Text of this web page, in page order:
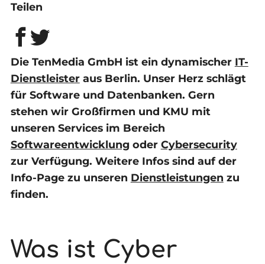
Teilen
Die TenMedia GmbH ist ein dynamischer IT-
Dienstleisteraus Berlin. Unser Herz schlägt
für Software und Datenbanken. Gern
stehen wir Großfirmen und KMU mit
unseren Services im Bereich
Softwareentwicklungoder Cybersecurity
zur Verfügung. Weitere Infos sind auf der
Info-Page zu unseren Dienstleistungen zu
finden.
Was ist Cyber